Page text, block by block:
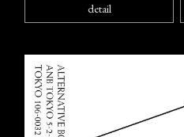
detail